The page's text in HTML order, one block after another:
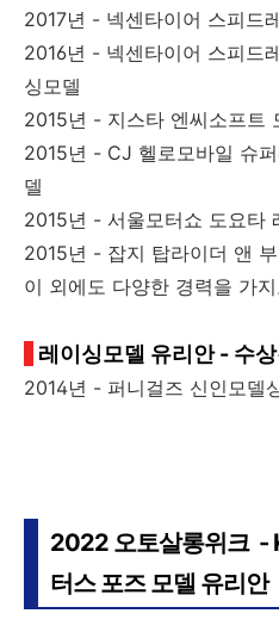
2017년 - 넥센타이어 스피드
2016년 - 넥센타이어 스피드
싱모델
2015년 - 지스타 엔씨소프트
2015년 - CJ 헬로모바일 슈
델
2015년 - 서울모터쇼 도요타
2015년 - 잡지 탑라이더 앤
이 외에도 다양한 경력을 가
레이싱모델 유리안 - 수
2014년 - 퍼니걸즈 신인모델
2022 오토살롱위크 -
터스 포즈 모델 유리안